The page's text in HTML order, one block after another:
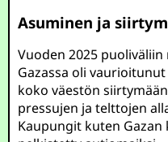
Asuminen ja
Vuoden 2025
Gazassa oli
koko väestön
pressujen ja telttojen
Kaupungit kuten Gazan